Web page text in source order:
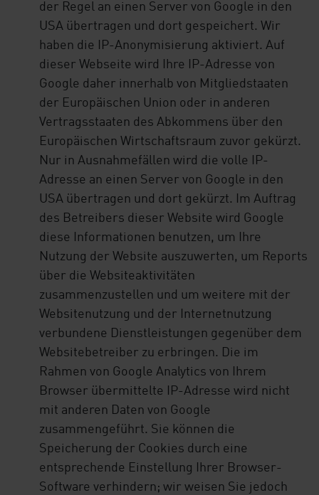
der Regel an einen Server von Google in den
USA übertragen und dort gespeichert. Wir
haben die IP-Anonymisierung aktiviert. Auf
dieser Webseite wird Ihre IP-Adresse von
Google daher innerhalb von Mitgliedstaaten
der Europäischen Union oder in anderen
Vertragsstaaten des Abkommens über den
Europäischen Wirtschaftsraum zuvor gekürzt.
Nur in Ausnahmefällen wird die volle IP-
Adresse an einen Server von Google in den
USA übertragen und dort gekürzt. Im Auftrag
des Betreibers dieser Website wird Google
diese Informationen benutzen, um Ihre
Nutzung der Website auszuwerten, um Reports
über die Websiteaktivitäten
zusammenzustellen und um weitere mit der
Websitenutzung und der Internetnutzung
verbundene Dienstleistungen gegenüber dem
Websitebetreiber zu erbringen. Die im
Rahmen von Google Analytics von Ihrem
Browser übermittelte IP-Adresse wird nicht
mit anderen Daten von Google
zusammengeführt. Sie können die
Speicherung der Cookies durch eine
entsprechende Einstellung Ihrer Browser-
Software verhindern; wir weisen Sie jedoch